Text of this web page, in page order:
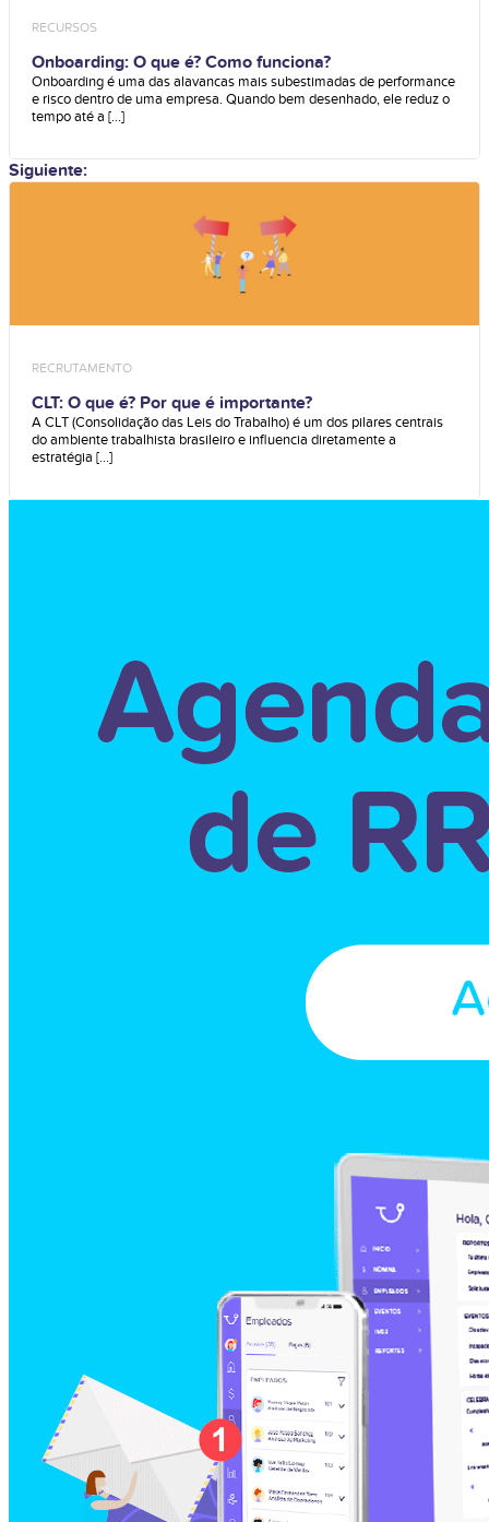
RECURSOS
Onboarding: O que é? Como funciona?
Onboarding é uma das alavancas mais subestimadas de performance
e risco dentro de uma empresa. Quando bem desenhado, ele reduz o
tempo até a [...]
Siguiente:
RECRUTAMENTO
CLT: O que é? Por que é importante?
A CLT (Consolidação das Leis do Trabalho) é um dos pilares centrais
do ambiente trabalhista brasileiro e influencia diretamente a
estratégia [...]